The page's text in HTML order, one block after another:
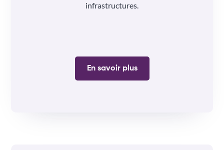
infrastructures.
En savoir plus